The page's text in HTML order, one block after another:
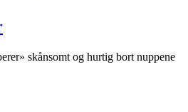
skånsomt og hurtig bort nuppene